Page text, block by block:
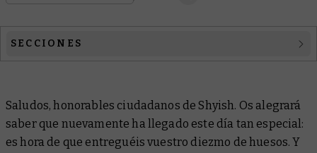
SECCIONES
Warhammer Underworlds
Saludos, honorables ciudadanos de Shyish. Os alegrará
saber que nuevamente ha llegado este día tan especial:
es hora de que entreguéis vuestro diezmo de huesos. Y